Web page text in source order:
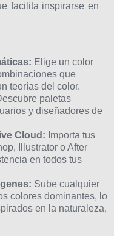
facilita inspirarse en
Elige un color
que
teorías del color.
paletas
y diseñadores de
Cloud: Importa tus
Illustrator o After
en todos tus
Sube cualquier
colores dominantes, lo
en la naturaleza,